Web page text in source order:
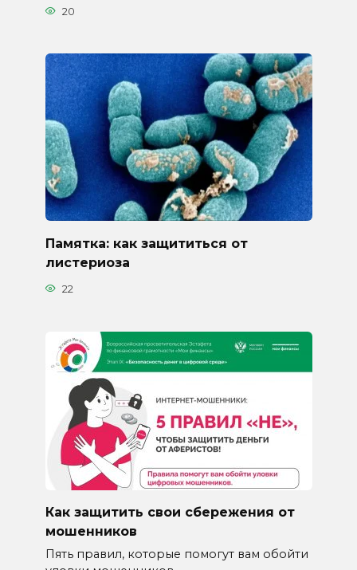
20
Памятка: как защититься от
листериоза
22
Как защитить свои сбережения от
мошенников
Пять правил, которые помогут вам обойти